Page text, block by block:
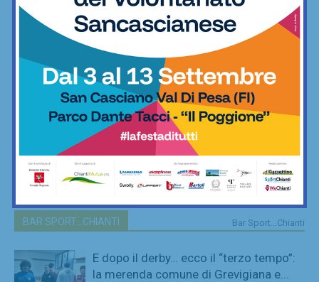
BAR SPORT...CHIANTI Bar Sport...Chianti
E dopo il derby… ecco il “terzo tempo”:
la merenda comune di Grevigiana e...